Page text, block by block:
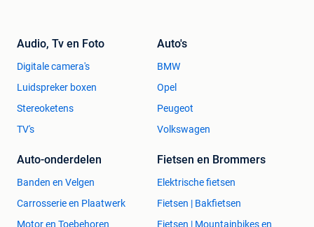
Audio, Tv en Foto
Digitale camera's
Luidspreker boxen
Stereoketens
TV's
Auto's
BMW
Opel
Peugeot
Volkswagen
Auto-onderdelen
Banden en Velgen
Carrosserie en Plaatwerk
Motor en Toebehoren
Fietsen en Brommers
Elektrische fietsen
Fietsen | Bakfietsen
Fietsen | Mountainbikes en